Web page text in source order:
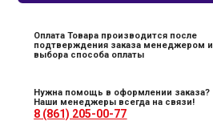
Оплата Товара производится после
подтверждения заказа менеджером и
выбора способа оплаты
Нужна помощь в оформлении заказа?
Наши менеджеры всегда на связи!
8 (861) 205-00-77